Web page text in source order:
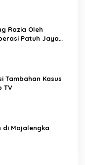
Razia Oleh
Patuh Jaya
Tambahan Kasus
TV
di Majalengka